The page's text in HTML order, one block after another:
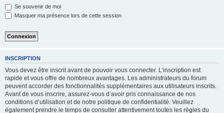
Se souvenir de moi
Masquer ma présence lors de cette session
INSCRIPTION
Vous devez être inscrit avant de pouvoir vous connecter. L’inscription est
rapide et vous offre de nombreux avantages. Les administrateurs du forum
peuvent accorder des fonctionnalités supplémentaires aux utilisateurs inscrits.
Avant de vous inscrire, assurez-vous d’avoir pris connaissance de nos
conditions d’utilisation et de notre politique de confidentialité. Veuillez
également prendre le temps de consulter attentivement toutes les règles du